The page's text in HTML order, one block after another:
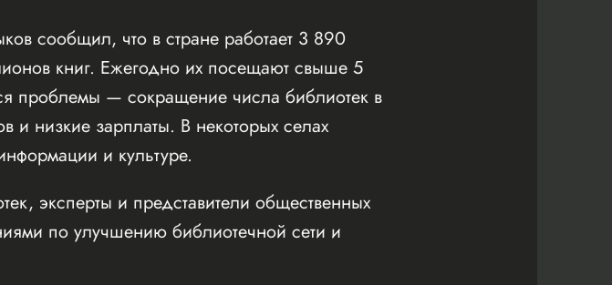
сообщил, что в стране работает 3 890
книг. Ежегодно их посещают свыше 5
проблемы — сокращение числа библиотек в
и низкие зарплаты. В некоторых селах
и культуре.
эксперты и представители общественных
по улучшению библиотечной сети и